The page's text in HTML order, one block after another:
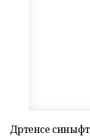
Дүртенсе